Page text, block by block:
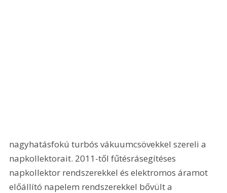
nagyhatásfokú turbós vákuumcsövekkel szereli a
napkollektorait. 2011-től fűtésrásegítéses
napkollektor rendszerekkel és elektromos áramot
előállító napelem rendszerekkel bővült a